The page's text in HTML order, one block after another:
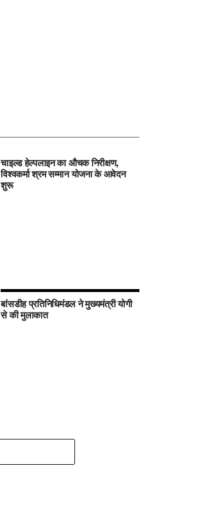
चाइल्ड हेल्पलाइन का औचक निरीक्षण,
विश्वकर्मा श्रम सम्मान योजना के आवेदन
शुरू
बांसडीह प्रतिनिधिमंडल ने मुख्यमंत्री योगी
से की मुलाकात